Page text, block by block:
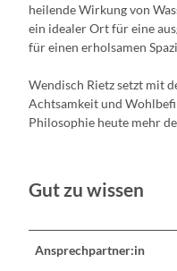
heilende Wirkung von
ein idealer Ort für eine
für einen erholsamen
Wendisch Rietz setzt mit
Achtsamkeit und
Philosophie heute mehr
Gut zu wissen
Ansprechpartner:in